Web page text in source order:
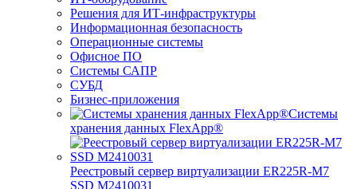
Решения для ИТ-инфраструктуры
Информационная безопасность
Операционные системы
Офисное ПО
Системы САПР
СУБД
Бизнес-приложения
Системы
хранения данных FlexApp®
Реестровый сервер виртуализации ER225R-M7
SSD М2410031